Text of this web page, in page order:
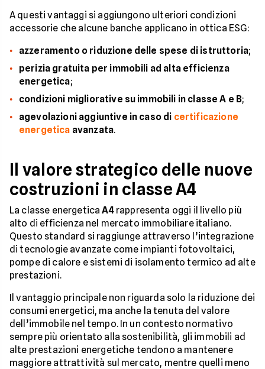
A questi vantaggi si aggiungono ulteriori condizioni
accessorie che alcune banche applicano in ottica ESG:
azzeramento o riduzione delle spese di istruttoria;
perizia gratuita per immobili ad alta efficienza
energetica;
condizioni migliorative su immobili in classe A e B;
agevolazioni aggiuntive in caso di certificazione
energetica avanzata.
Il valore strategico delle nuove
costruzioni in classe A4
La classe energeticaA4rappresenta oggi il livello più
alto di efficienza nel mercato immobiliare italiano.
Questo standard si raggiunge attraverso l’integrazione
di tecnologie avanzate come impianti fotovoltaici,
pompe di calore e sistemi di isolamento termico ad alte
prestazioni.
Il vantaggio principale non riguarda solo la riduzione dei
consumi energetici, ma anche la tenuta del valore
dell’immobile nel tempo. In un contesto normativo
sempre più orientato alla sostenibilità, gli immobili ad
alte prestazioni energetiche tendono a mantenere
maggiore attrattività sul mercato, mentre quelli meno